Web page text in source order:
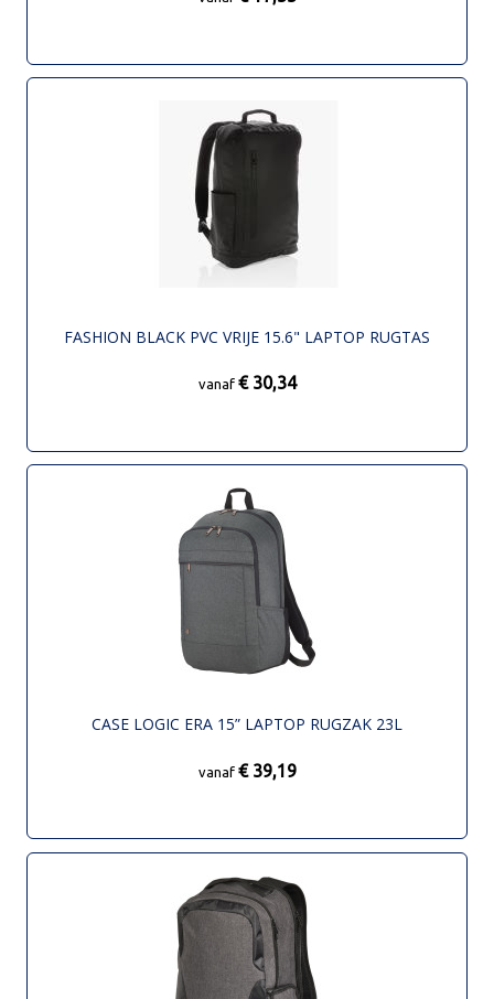
FASHION BLACK PVC VRIJE 15.6" LAPTOP RUGTAS
vanaf € 30,34
CASE LOGIC ERA 15” LAPTOP RUGZAK 23L
vanaf € 39,19